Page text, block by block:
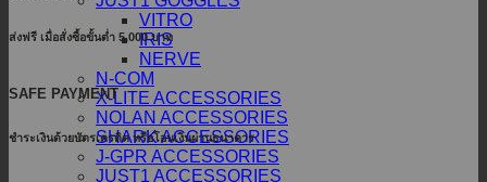
VITRO
IRIS
NERVE
N-COM
X-LITE ACCESSORIES
NOLAN ACCESSORIES
SHARK ACCESSORIES
J-GPR ACCESSORIES
JUST1 ACCESSORIES
ส่งฟรี เมื่อสั่งซื้อขั้นต่ำ 5,000 บาท
SAFE PAYMENT
ชำระเงินด้วยบัตรเครดิต หรือโอนเงินผ่านธนาคาร